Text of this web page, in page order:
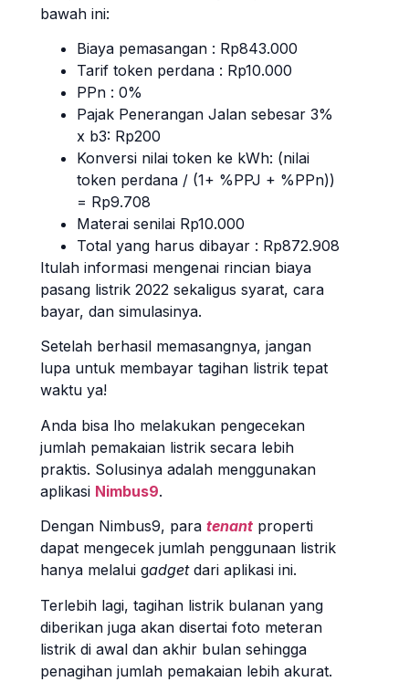
bawah ini:
Biaya pemasangan : Rp843.000
Tarif token perdana : Rp10.000
PPn : 0%
Pajak Penerangan Jalan sebesar 3%
x b3: Rp200
Konversi nilai token ke kWh: (nilai
token perdana / (1+ %PPJ + %PPn))
= Rp9.708
Materai senilai Rp10.000
Total yang harus dibayar : Rp872.908
Itulah informasi mengenai rincian biaya
pasang listrik 2022 sekaligus syarat, cara
bayar, dan simulasinya.
Setelah berhasil memasangnya, jangan
lupa untuk membayar tagihan listrik tepat
waktu ya!
Anda bisa lho melakukan pengecekan
jumlah pemakaian listrik secara lebih
praktis. Solusinya adalah menggunakan
aplikasi Nimbus9.
Dengan Nimbus9, para tenant properti
dapat mengecek jumlah penggunaan listrik
hanya melalui gadgetdari aplikasi ini.
Terlebih lagi, tagihan listrik bulanan yang
diberikan juga akan disertai foto meteran
listrik di awal dan akhir bulan sehingga
penagihan jumlah pemakaian lebih akurat.